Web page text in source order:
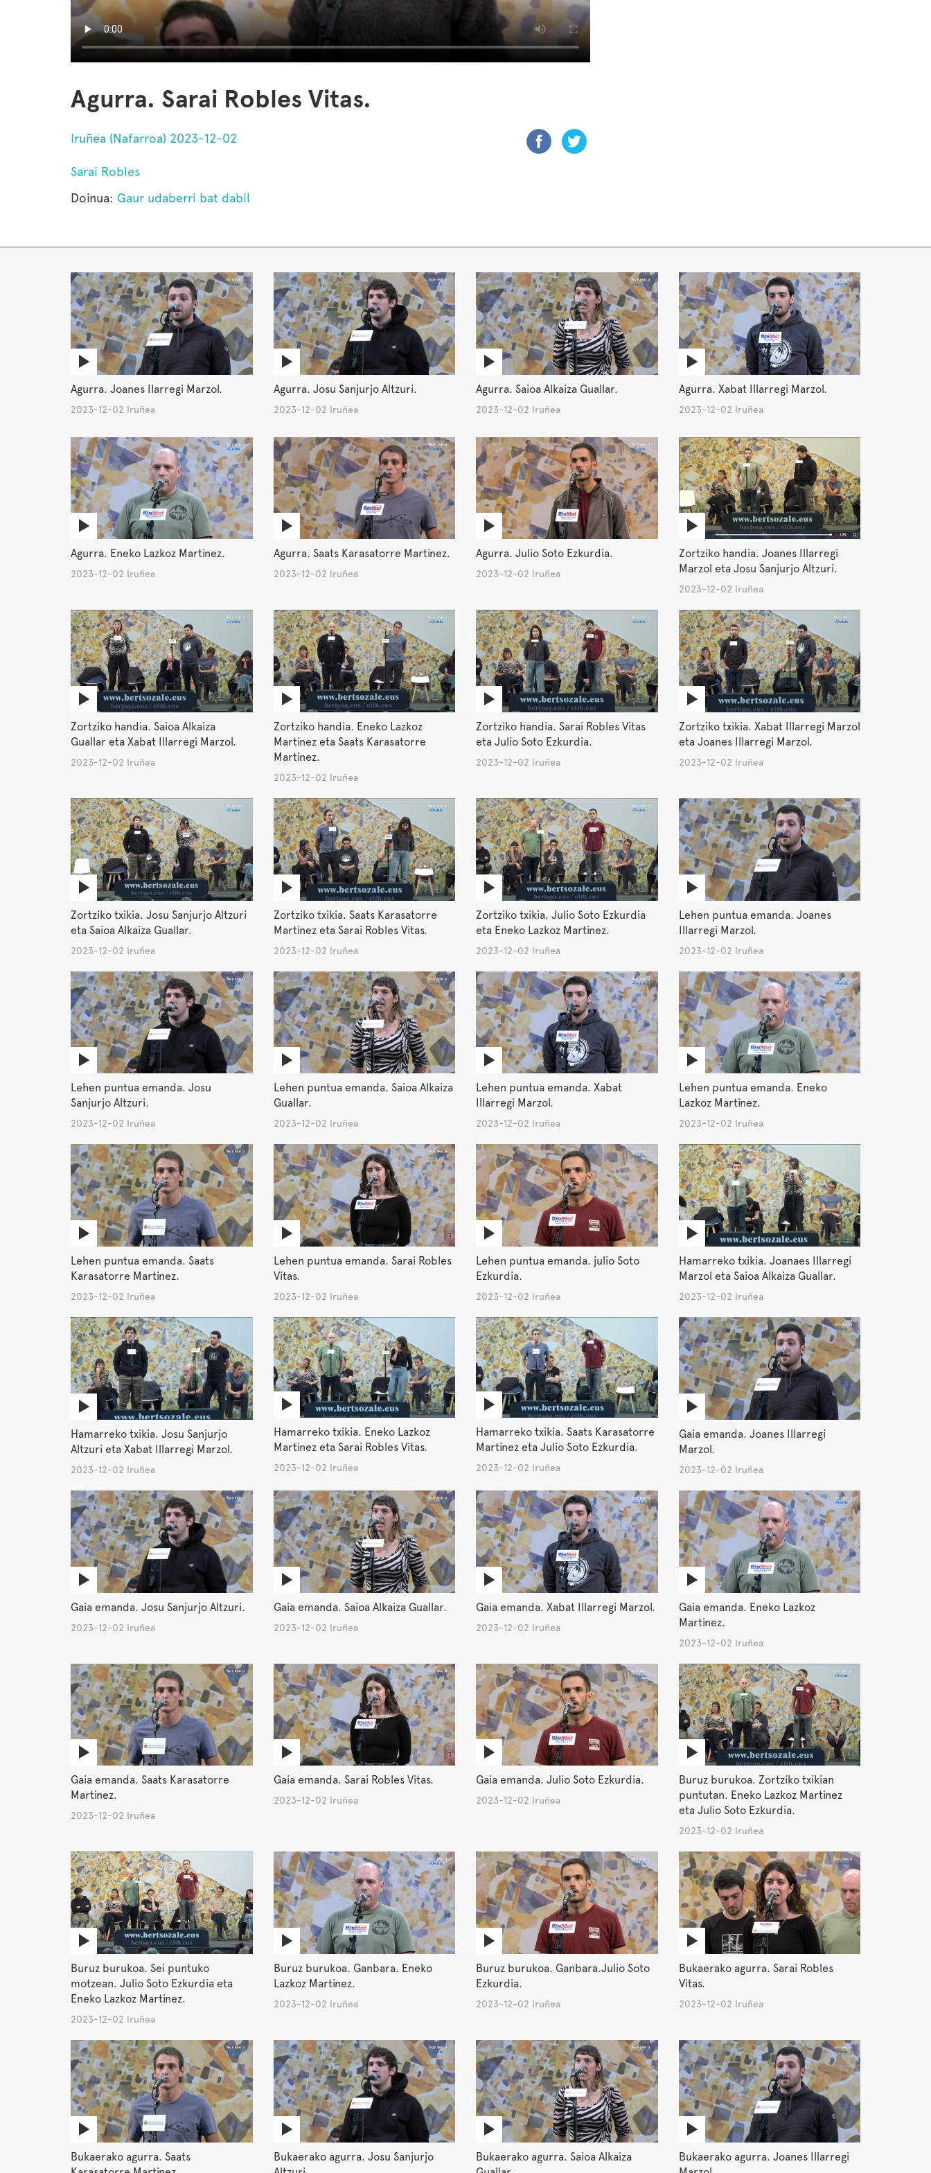
Agurra. Sarai Robles Vitas.
Iruñea (Nafarroa) 2023-12-02
Sarai Robles
Doinua: Gaur udaberri bat dabil
Agurra. Joanes Ilarregi Marzol.
2023-12-02 Iruñea
Agurra. Josu Sanjurjo Altzuri.
2023-12-02 Iruñea
Agurra. Saioa Alkaiza Guallar.
2023-12-02 Iruñea
Agurra. Xabat Illarregi Marzol.
2023-12-02 Iruñea
Agurra. Eneko Lazkoz Martinez.
2023-12-02 Iruñea
Agurra. Saats Karasatorre Martinez.
2023-12-02 Iruñea
Agurra. Julio Soto Ezkurdia.
2023-12-02 Iruñea
Zortziko handia. Joanes Illarregi
Marzol eta Josu Sanjurjo Altzuri.
2023-12-02 Iruñea
Zortziko handia. Saioa Alkaiza
Guallar eta Xabat Illarregi Marzol.
2023-12-02 Iruñea
Zortziko handia. Eneko Lazkoz
Martinez eta Saats Karasatorre
Martinez.
2023-12-02 Iruñea
Zortziko handia. Sarai Robles Vitas
eta Julio Soto Ezkurdia.
2023-12-02 Iruñea
Zortziko txikia. Xabat Illarregi Marzol
eta Joanes Illarregi Marzol.
2023-12-02 Iruñea
Zortziko txikia. Josu Sanjurjo Altzuri
eta Saioa Alkaiza Guallar.
2023-12-02 Iruñea
Zortziko txikia. Saats Karasatorre
Martinez eta Sarai Robles Vitas.
2023-12-02 Iruñea
Zortziko txikia. Julio Soto Ezkurdia
eta Eneko Lazkoz Martinez.
2023-12-02 Iruñea
Lehen puntua emanda. Joanes
Illarregi Marzol.
2023-12-02 Iruñea
Lehen puntua emanda. Josu
Sanjurjo Altzuri.
2023-12-02 Iruñea
Lehen puntua emanda. Saioa Alkaiza
Guallar.
2023-12-02 Iruñea
Lehen puntua emanda. Xabat
Illarregi Marzol.
2023-12-02 Iruñea
Lehen puntua emanda. Eneko
Lazkoz Martinez.
2023-12-02 Iruñea
Lehen puntua emanda. Saats
Karasatorre Martinez.
2023-12-02 Iruñea
Lehen puntua emanda. Sarai Robles
Vitas.
2023-12-02 Iruñea
Lehen puntua emanda. julio Soto
Ezkurdia.
2023-12-02 Iruñea
Hamarreko txikia. Joanaes Illarregi
Marzol eta Saioa Alkaiza Guallar.
2023-12-02 Iruñea
Hamarreko txikia. Josu Sanjurjo
Altzuri eta Xabat Illarregi Marzol.
2023-12-02 Iruñea
Hamarreko txikia. Eneko Lazkoz
Martinez eta Sarai Robles Vitas.
2023-12-02 Iruñea
Hamarreko txikia. Saats Karasatorre
Martinez eta Julio Soto Ezkurdia.
2023-12-02 Iruñea
Gaia emanda. Joanes Illarregi
Marzol.
2023-12-02 Iruñea
Gaia emanda. Josu Sanjurjo Altzuri.
2023-12-02 Iruñea
Gaia emanda. Saioa Alkaiza Guallar.
2023-12-02 Iruñea
Gaia emanda. Xabat Illarregi Marzol.
2023-12-02 Iruñea
Gaia emanda. Eneko Lazkoz
Martinez.
2023-12-02 Iruñea
Gaia emanda. Saats Karasatorre
Martinez.
2023-12-02 Iruñea
Gaia emanda. Sarai Robles Vitas.
2023-12-02 Iruñea
Gaia emanda. Julio Soto Ezkurdia.
2023-12-02 Iruñea
Buruz burukoa. Zortziko txikian
puntutan. Eneko Lazkoz Martinez
eta Julio Soto Ezkurdia.
2023-12-02 Iruñea
Buruz burukoa. Sei puntuko
motzean. Julio Soto Ezkurdia eta
Eneko Lazkoz Martinez.
2023-12-02 Iruñea
Buruz burukoa. Ganbara. Eneko
Lazkoz Martinez.
2023-12-02 Iruñea
Buruz burukoa. Ganbara.Julio Soto
Ezkurdia.
2023-12-02 Iruñea
Bukaerako agurra. Sarai Robles
Vitas.
2023-12-02 Iruñea
Bukaerako agurra. Saats
Bukaerako agurra. Josu Sanjurjo
Bukaerako agurra. Saioa Alkaiza
Bukaerako agurra. Joanes Illarregi